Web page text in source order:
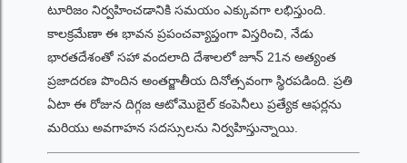
టూరిజం నిర్వహించడానికి సమయం ఎక్కువగా లభిస్తుంది.
కాలక్రమేణా ఈ భావన ప్రపంచవ్యాప్తంగా విస్తరించి, నేడు
భారతదేశంతో సహా వందలాది దేశాలలో జూన్ 21న అత్యంత
ప్రజాదరణ పొందిన అంతర్జాతీయ దినోత్సవంగా స్థిరపడింది. ప్రతి
ఏటా ఈ రోజున దిగ్గజ ఆటోమొబైల్ కంపెనీలు ప్రత్యేక ఆఫర్లను
మరియు అవగాహన సదస్సులను నిర్వహిస్తున్నాయి.